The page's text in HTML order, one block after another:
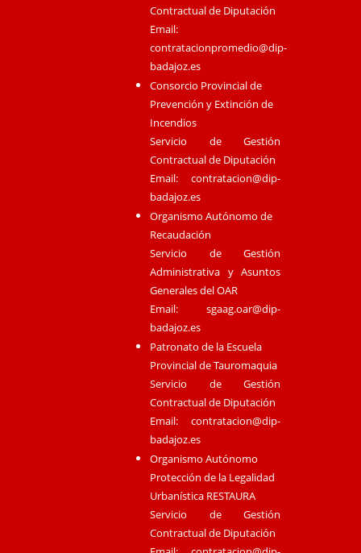
Contractual de Diputación
Email:
contratacionpromedio@dip-
badajoz.es
Consorcio Provincial de
Prevención y Extinción de
Incendios
Servicio de Gestión
Contractual de Diputación
Email:contratacion@dip-
badajoz.es
Organismo Autónomo de
Recaudación
Servicio de Gestión
Administrativa y Asuntos
Generales del OAR
Email:sgaag.oar@dip-
badajoz.es
Patronato de la Escuela
Provincial de Tauromaquia
Servicio de Gestión
Contractual de Diputación
Email:contratacion@dip-
badajoz.es
Organismo Autónomo
Protección de la Legalidad
Urbanística RESTAURA
Servicio de Gestión
Contractual de Diputación